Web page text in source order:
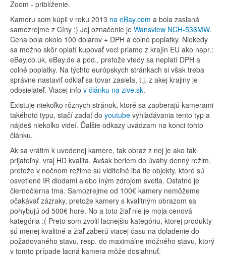
Zoom - priblíženie.
Kameru som kúpil v roku 2013 na eBay.com a bola zaslaná
samozrejme z Číny :) Jej označenie je Wansview NCH-536MW.
Cena bola okolo 100 dolárov + DPH a colné poplatky. Niekedy
sa možno skôr oplatí kupovať veci priamo z krajín EU ako napr.:
eBay.co.uk, eBay.de a pod., pretože vtedy sa neplatí DPH a
colné poplatky. Na týchto európskych stránkach si však treba
správne nastaviť odkiaľ sa tovar zasiela, t.j. z akej krajiny je
odosielateľ. Viacej info v článku na zive.sk.
Existuje niekoľko rôznych stránok, ktoré sa zaoberajú kamerami
takéhoto typu, stačí zadať do youtube vyhľadávania tento typ a
nájdeš niekoľko videí. Ďalšie odkazy uvádzam na konci tohto
článku.
Ak sa vrátim k uvedenej kamere, tak obraz z nej je ako tak
prijateľný, vraj HD kvalita. Avšak beriem do úvahy denný režim,
pretože v nočnom režime sú viditeľné iba tie objekty, ktoré sú
osvetlené IR diodami alebo iným zdrojom svetla. Ostatné je
čiernočierna tma. Samozrejme od 100€ kamery nemôžeme
očakávať zázraky, pretože kamery s kvalitným obrazom sa
pohybujú od 500€ hore. No a toto žiaľ nie je moja cenová
kategória :( Preto som zvolil lacnejšiu kategóriu, ktorej produkty
sú menej kvalitné a žiaľ zaberú viacej času na doladenie do
požadovaného stavu, resp. do maximálne možného stavu, ktorý
v tomto prípade lacná kamera môže dosiahnuť.